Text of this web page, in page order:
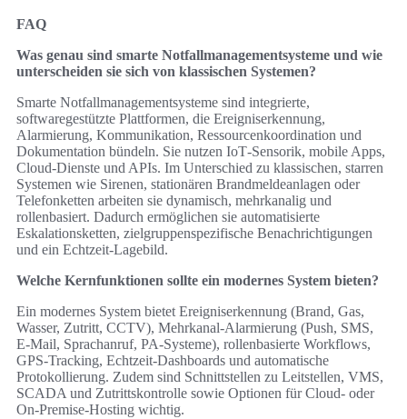
FAQ
Was genau sind smarte Notfallmanagementsysteme und wie
unterscheiden sie sich von klassischen Systemen?
Smarte Notfallmanagementsysteme sind integrierte,
softwaregestützte Plattformen, die Ereigniserkennung,
Alarmierung, Kommunikation, Ressourcenkoordination und
Dokumentation bündeln. Sie nutzen IoT‑Sensorik, mobile Apps,
Cloud‑Dienste und APIs. Im Unterschied zu klassischen, starren
Systemen wie Sirenen, stationären Brandmeldeanlagen oder
Telefonketten arbeiten sie dynamisch, mehrkanalig und
rollenbasiert. Dadurch ermöglichen sie automatisierte
Eskalationsketten, zielgruppenspezifische Benachrichtigungen
und ein Echtzeit‑Lagebild.
Welche Kernfunktionen sollte ein modernes System bieten?
Ein modernes System bietet Ereigniserkennung (Brand, Gas,
Wasser, Zutritt, CCTV), Mehrkanal‑Alarmierung (Push, SMS,
E‑Mail, Sprachanruf, PA‑Systeme), rollenbasierte Workflows,
GPS‑Tracking, Echtzeit‑Dashboards und automatische
Protokollierung. Zudem sind Schnittstellen zu Leitstellen, VMS,
SCADA und Zutrittskontrolle sowie Optionen für Cloud‑ oder
On‑Premise‑Hosting wichtig.